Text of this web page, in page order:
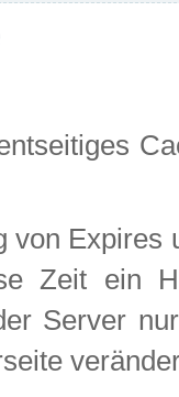
von
Zeit ein
Server